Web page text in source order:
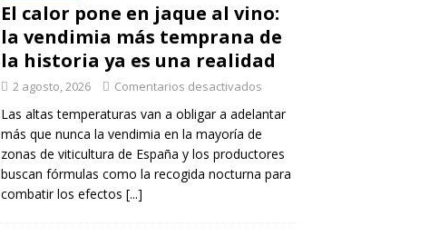
El calor pone en jaque al vino:
la vendimia más temprana de
la historia ya es una realidad
2 agosto, 2026 Comentarios desactivados
Las altas temperaturas van a obligar a adelantar
más que nunca la vendimia en la mayoría de
zonas de viticultura de España y los productores
buscan fórmulas como la recogida nocturna para
combatir los efectos [...]